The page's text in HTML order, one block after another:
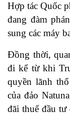
Hợp tác Quốc
đang đàm
sung các máy
Đồng thời,
đi kể từ khi
quyền lãnh
của đảo
đãi thuế đầu tư